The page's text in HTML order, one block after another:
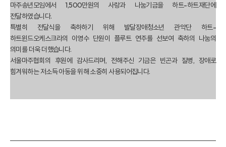
마주송년모임에서 1,500만원의 사랑과 나눔기금을 하트-하트재단에
전달하였습니다.
특별히 전달식을 축하하기 위해 발달장애청소년 관악단 하트-
하트윈드오케스크라의 이영수 단원이 플루트 연주를 선보여 축하의 나눔의
의미를 더욱 더했습니다.
서울마주협회의 후원에 감사드리며, 전해주신 기금은 빈곤과 질병, 장애로
힘겨워하는 저소득 아동을 위해 소중히 사용되어집니다.